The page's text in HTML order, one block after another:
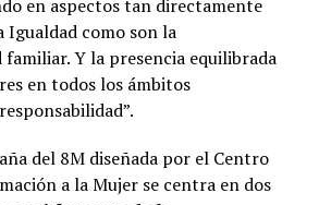
en aspectos tan directamente
Igualdad como son la
Y la presencia equilibrada
en todos los ámbitos
del 8M diseñada por el Centro
a la Mujer se centra en dos